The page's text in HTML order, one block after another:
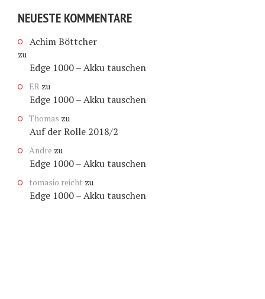
NEUESTE KOMMENTARE
Achim Böttcher
zu
Edge 1000 – Akku tauschen
ER zu
Edge 1000 – Akku tauschen
Thomas zu
Auf der Rolle 2018/2
Andre zu
Edge 1000 – Akku tauschen
tomasio reicht zu
Edge 1000 – Akku tauschen